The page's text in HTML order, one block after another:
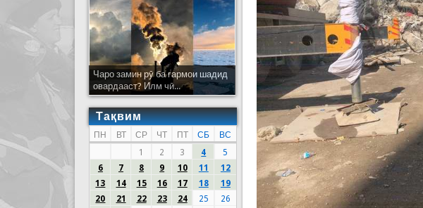
Чаро замин рӯ ба гармои шадид
овардааст? Илм чӣ...
Тақвим
ПН ВТ СР ЧТ ПТ СБ
ВС
1
2 3 4
5
6
7 8 9 10 11
12
13
14 15 16 17 18
19
20
21 22 23 24 25
26